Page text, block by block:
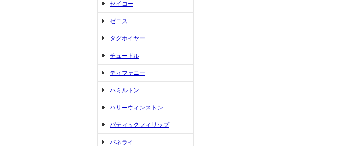
セイコー
ゼニス
タグホイヤー
チュードル
ティファニー
ハミルトン
ハリーウィンストン
パティックフィリップ
パネライ